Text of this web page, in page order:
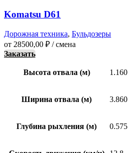
Komatsu D61
Дорожная техника, Бульдозеры
от 28500,00 ₽ / смена
Заказать
Высота отвала (м) 1.160
Ширина отвала (м) 3.860
Глубина рыхления (м) 0.575